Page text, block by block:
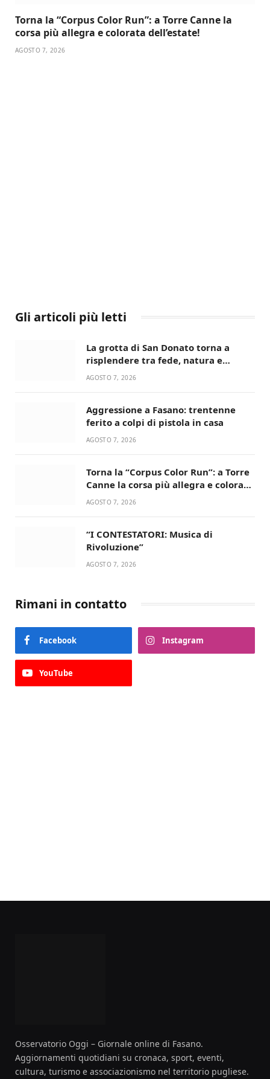
Torna la “Corpus Color Run”: a Torre Canne la
corsa più allegra e colorata dell’estate!
AGOSTO 7, 2026
Gli articoli più letti
La grotta di San Donato torna a
risplendere tra fede, natura e
devozione
AGOSTO 7, 2026
Aggressione a Fasano: trentenne
ferito a colpi di pistola in casa
AGOSTO 7, 2026
Torna la “Corpus Color Run”: a Torre
Canne la corsa più allegra e colorata
dell’estate!
AGOSTO 7, 2026
“I CONTESTATORI: Musica di
Rivoluzione”
AGOSTO 7, 2026
Rimani in contatto
Facebook Instagram
YouTube
Osservatorio Oggi – Giornale online di Fasano.
Aggiornamenti quotidiani su cronaca, sport, eventi,
cultura, turismo e associazionismo nel territorio pugliese.